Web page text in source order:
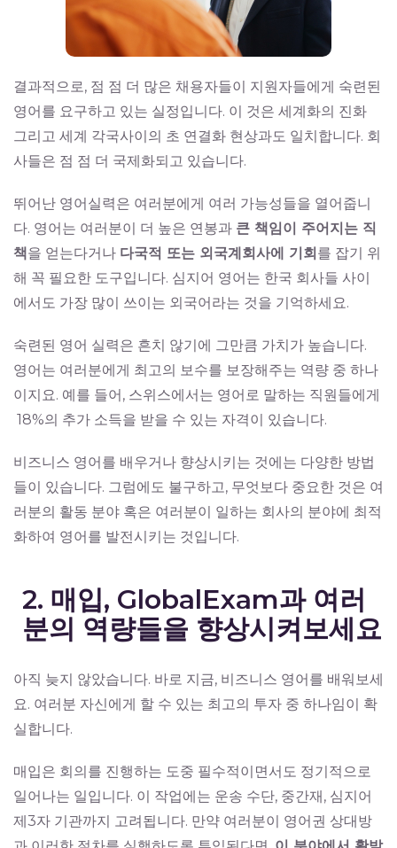
결과적으로, 점 점 더 많은 채용자들이 지원자들에게 숙련된
영어를 요구하고 있는 실정입니다. 이 것은 세계화의 진화
그리고 세계 각국사이의 초 연결화 현상과도 일치합니다. 회
사들은 점 점 더 국제화되고 있습니다.
뛰어난 영어실력은 여러분에게 여러 가능성들을 열어줍니
다. 영어는 여러분이 더 높은 연봉과 큰 책임이 주어지는 직
책을 얻는다거나 다국적 또는 외국계회사에 기회를 잡기 위
해 꼭 필요한 도구입니다. 심지어 영어는 한국 회사들 사이
에서도 가장 많이 쓰이는 외국어라는 것을 기억하세요.
숙련된 영어 실력은 흔치 않기에 그만큼 가치가 높습니다.
영어는 여러분에게 최고의 보수를 보장해주는 역량 중 하나
이지요. 예를 들어, 스위스에서는 영어로 말하는 직원들에게
18%의 추가 소득을 받을 수 있는 자격이 있습니다.
비즈니스 영어를 배우거나 향상시키는 것에는 다양한 방법
들이 있습니다. 그럼에도 불구하고, 무엇보다 중요한 것은 여
러분의 활동 분야 혹은 여러분이 일하는 회사의 분야에 최적
화하여 영어를 발전시키는 것입니다.
2. 매입, GlobalExam과 여러
분의 역량들을 향상시켜보세요
아직 늦지 않았습니다. 바로 지금, 비즈니스 영어를 배워보세
요. 여러분 자신에게 할 수 있는 최고의 투자 중 하나임이 확
실합니다.
매입은 회의를 진행하는 도중 필수적이면서도 정기적으로
일어나는 일입니다. 이 작업에는 운송 수단, 중간재, 심지어
제3자 기관까지 고려됩니다. 만약 여러분이 영어권 상대방